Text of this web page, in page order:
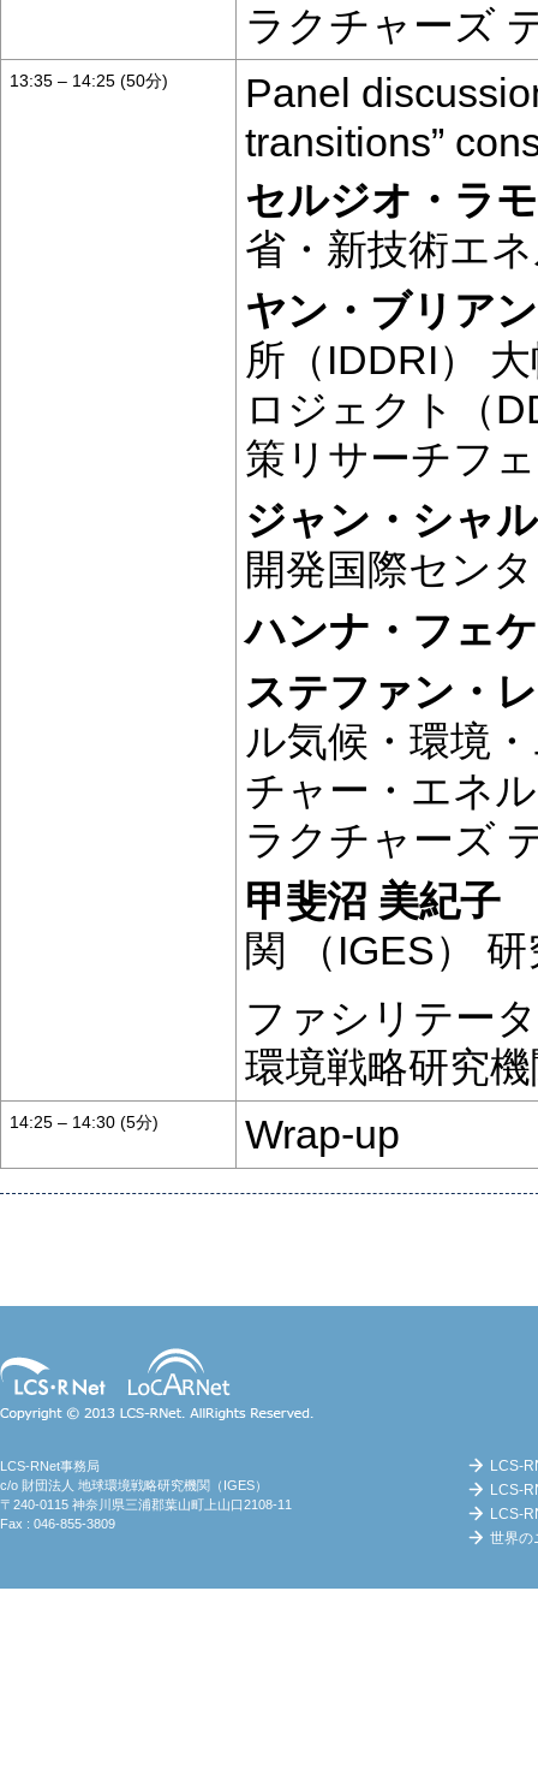
ラクチャーズ
13:35 – 14:25 (50分)
Panel
transitions”
セルジオ・ラ
省・新技術エ
ヤン・ブリア
所（IDDRI）
ロジェクト（
策リサーチフ
ジャン・シャ
開発国際セン
ハンナ・フェ
ステファン・
ル気候・環境
チャー・エネ
ラクチャーズ
甲斐沼 美紀子
関 （IGES）
ファシリテー
環境戦略研究
14:25 – 14:30 (5分) Wrap-up
Reserved.
LCS-RNet事務局
c/o 財団法人 地球環境戦略研究機関（IGES）
〒240-0115 神奈川県三浦郡葉山町上山口2108-11
Fax : 046-855-3809
LCS-
LCS-
LCS-
世界の